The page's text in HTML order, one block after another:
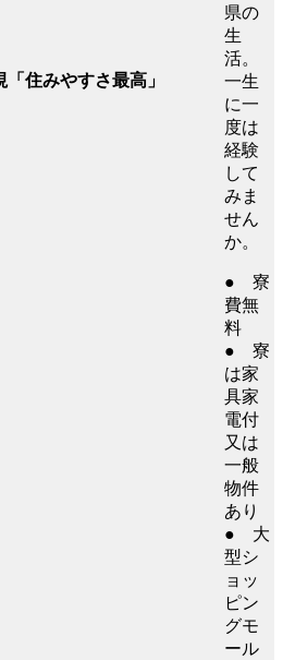
住みやすさ最高」
県の
生
活。
一生
に一
度は
経験
して
みま
せん
か。
● 寮
費無
料
● 寮
は家
具家
電付
又は
一般
物件
あり
● 大
型シ
ョッ
ピン
グモ
ール